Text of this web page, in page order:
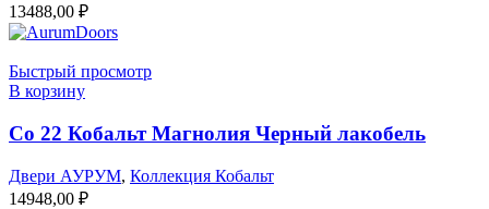
13488,00 ₽
Быстрый просмотр
В корзину
Co 22 Кобальт Магнолия Черный лакобель
Двери АУРУМ, Коллекция Кобальт
14948,00 ₽